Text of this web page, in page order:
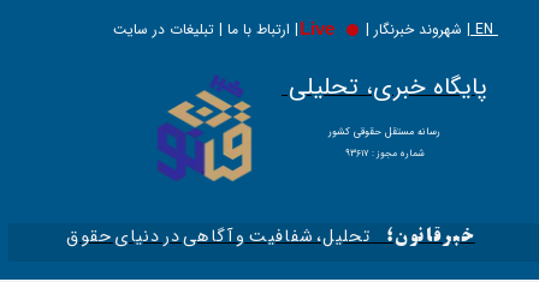
EN | شهروند خبرنگار | | ارتباط با ما | تبلیغات در سایت
Live
پایگاه خبری، تحلیلی
​​​​رسانه مستقل حقوقی کشور
شماره مجوز : ۹۳۶۱۷
خبرقانون؛ تحلیل، شفافیت و آگاهی در دنیای حقوق​​​​​​​